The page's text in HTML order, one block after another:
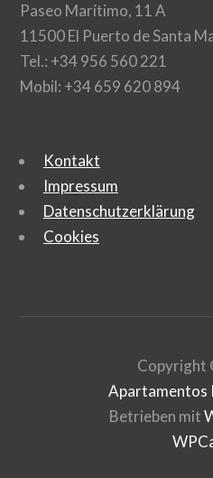
Paseo Marítimo, 11 A
11500 El Puerto de Santa
Tel.: +34 956 560 221
Mobil: +34 659 620 894
Kontakt
Impressum
Datenschutzerklärung
Cookies
Copyright
Apartamentos
Betrieben mit